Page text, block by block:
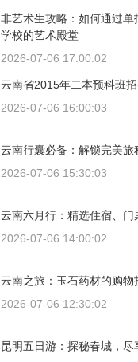
非艺术生攻略：如何通过单
学校的艺术殿堂
2026-07-06 17:00:02
云南省2015年二本预科班
2026-07-06 16:00:03
云南行囊必备：解锁完美旅
2026-07-06 15:30:03
云南六月行：精选住宿、门
2026-07-06 14:00:02
云南之旅：玉石药材的购
2026-07-06 12:30:02
昆明五日游：探秘春城，尽